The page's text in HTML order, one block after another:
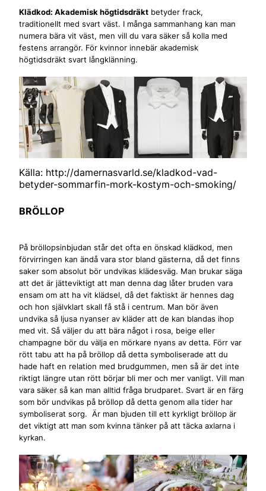
Klädkod: Akademisk högtidsdräkt betyder frack,
traditionellt med svart väst. I många sammanhang kan man
numera bära vit väst, men vill du vara säker så kolla med
festens arrangör. För kvinnor innebär akademisk
högtidsdräkt svart långklänning.
Källa: http://damernasvarld.se/kladkod-vad-
betyder-sommarfin-mork-kostym-och-smoking/
BRÖLLOP
På bröllopsinbjudan står det ofta en önskad klädkod, men
förvirringen kan ändå vara stor bland gästerna, då det finns
saker som absolut bör undvikas klädesväg. Man brukar säga
att det är jätteviktigt att man denna dag låter bruden vara
ensam om att ha vit klädsel, då det faktiskt är hennes dag
och hon självklart skall få stå i centrum. Man bör även
undvika så ljusa nyanser av kläder att de kan blandas ihop
med vit. Så väljer du att bära något i rosa, beige eller
champagne bör du välja en mörkare nyans av detta. Förr var
rött tabu att ha på bröllop då detta symboliserade att du
hade haft en relation med brudgummen, men så är det inte
riktigt längre utan rött börjar bli mer och mer vanligt. Vill man
vara säker så kan man alltid fråga brudparet. Svart är en färg
som bör undvikas på bröllop då detta genom alla tider har
symboliserat sorg. Är man bjuden till ett kyrkligt bröllop är
det viktigt att man som kvinna tänker på att täcka axlarna i
kyrkan.